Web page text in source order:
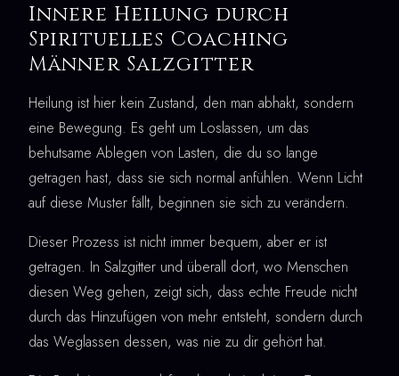
Innere Heilung durch
Spirituelles Coaching
Männer Salzgitter
Heilung ist hier kein Zustand, den man abhakt, sondern
eine Bewegung. Es geht um Loslassen, um das
behutsame Ablegen von Lasten, die du so lange
getragen hast, dass sie sich normal anfühlen. Wenn Licht
auf diese Muster fällt, beginnen sie sich zu verändern.
Dieser Prozess ist nicht immer bequem, aber er ist
getragen. In Salzgitter und überall dort, wo Menschen
diesen Weg gehen, zeigt sich, dass echte Freude nicht
durch das Hinzufügen von mehr entsteht, sondern durch
das Weglassen dessen, was nie zu dir gehört hat.